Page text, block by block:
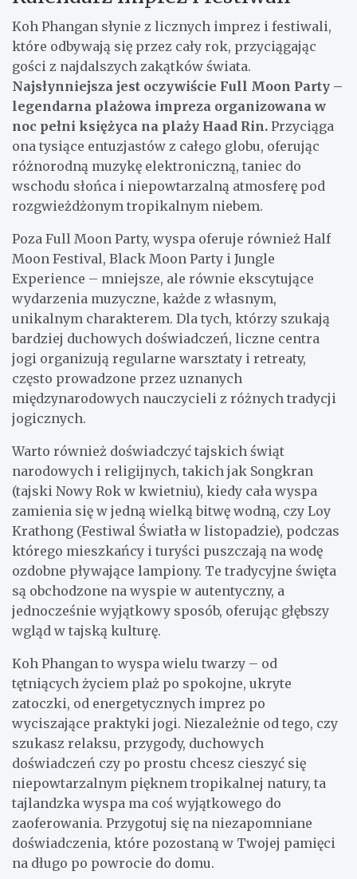
Koh Phangan słynie z licznych imprez i festiwali,
które odbywają się przez cały rok, przyciągając
gości z najdalszych zakątków świata.
Najsłynniejsza jest oczywiście Full Moon Party –
legendarna plażowa impreza organizowana w
noc pełni księżyca na plaży Haad Rin. Przyciąga
ona tysiące entuzjastów z całego globu, oferując
różnorodną muzykę elektroniczną, taniec do
wschodu słońca i niepowtarzalną atmosferę pod
rozgwieżdżonym tropikalnym niebem.
Poza Full Moon Party, wyspa oferuje również Half
Moon Festival, Black Moon Party i Jungle
Experience – mniejsze, ale równie ekscytujące
wydarzenia muzyczne, każde z własnym,
unikalnym charakterem. Dla tych, którzy szukają
bardziej duchowych doświadczeń, liczne centra
jogi organizują regularne warsztaty i retreaty,
często prowadzone przez uznanych
międzynarodowych nauczycieli z różnych tradycji
jogicznych.
Warto również doświadczyć tajskich świąt
narodowych i religijnych, takich jak Songkran
(tajski Nowy Rok w kwietniu), kiedy cała wyspa
zamienia się w jedną wielką bitwę wodną, czy Loy
Krathong (Festiwal Światła w listopadzie), podczas
którego mieszkańcy i turyści puszczają na wodę
ozdobne pływające lampiony. Te tradycyjne święta
są obchodzone na wyspie w autentyczny, a
jednocześnie wyjątkowy sposób, oferując głębszy
wgląd w tajską kulturę.
Koh Phangan to wyspa wielu twarzy – od
tętniących życiem plaż po spokojne, ukryte
zatoczki, od energetycznych imprez po
wyciszające praktyki jogi. Niezależnie od tego, czy
szukasz relaksu, przygody, duchowych
doświadczeń czy po prostu chcesz cieszyć się
niepowtarzalnym pięknem tropikalnej natury, ta
tajlandzka wyspa ma coś wyjątkowego do
zaoferowania. Przygotuj się na niezapomniane
doświadczenia, które pozostaną w Twojej pamięci
na długo po powrocie do domu.